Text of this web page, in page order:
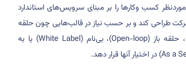
کسب ‌وکارها را بر مبنای سرویس‌های استاندارد
طراحی کند و بر حسب نیاز در قالب‌هایی چون حلقه
، حلقه باز (Open-loop)
، بی‌نام (White Label) یا به
(As aدر اختیار آنها قرار دهد.